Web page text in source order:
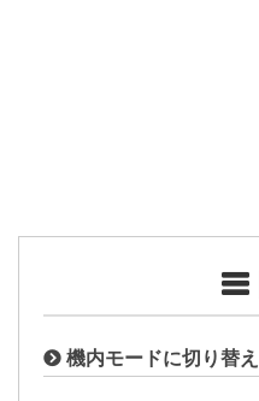
機内モードに切り替